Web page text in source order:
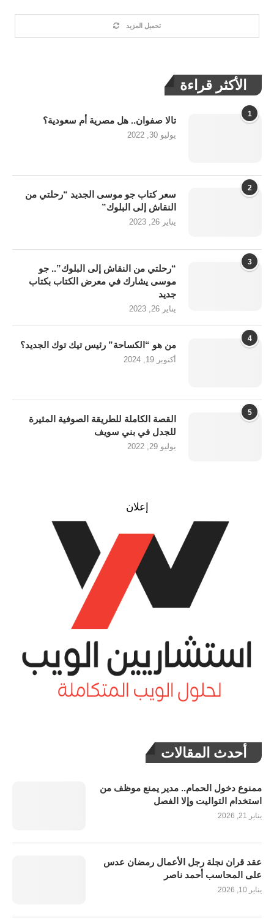
تحميل المزيد
الأكثر قراءة
1
تالا صفوان.. هل مصرية أم سعودية؟
يوليو 30, 2022
2
سعر كتاب جو موسى الجديد “رحلتي من
النقاش إلى البلوك”
يناير 26, 2023
3
“رحلتي من النقاش إلى البلوك”.. جو
موسى يشارك في معرض الكتاب بكتاب
جديد
يناير 26, 2023
4
من هو “الكساحة” رئيس تيك توك الجديد؟
أكتوبر 19, 2024
5
القصة الكاملة للطريقة الصوفية المثيرة
للجدل في بني سويف
يوليو 29, 2022
إعلان
أحدث المقالات
ممنوع دخول الحمام.. مدير يمنع موظف من
استخدام التواليت وإلا الفصل
يناير 21, 2026
عقد قران نجلة رجل الأعمال رمضان عدس
على المحاسب أحمد ناصر
يناير 10, 2026